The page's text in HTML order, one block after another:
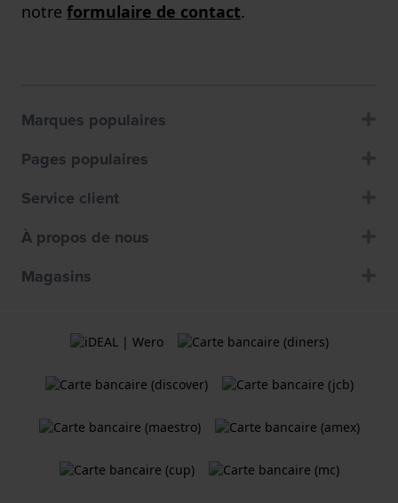
notre formulaire de contact.
Marques populaires
Pages populaires
Service client
À propos de nous
Magasins